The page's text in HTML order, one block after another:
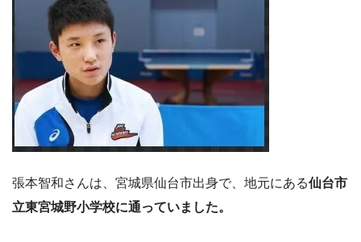
張本智和さんは、宮城県仙台市出身で、地元にある仙台市
立東宮城野小学校に通っていました。